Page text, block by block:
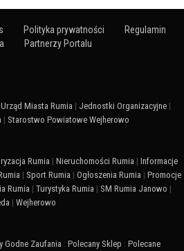
Polityka prywatności
Regulamin
Partnerzy Portalu
Urząd Miasta Rumia | Jednostki Organizacyjne |
| Starostwo Powiatowe Wejherowo
Rumia | Nieruchomości Rumia | Informacje
| Sport Rumia | Ogłoszenia Rumia | Promocje
Rumia | Turystyka Rumia | SM Rumia Janowo |
| Wejherowo
Godne Zaufania : Polecany Sklep : Polecane